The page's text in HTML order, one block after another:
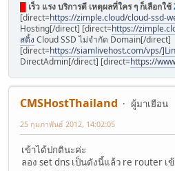
เร็ว แรง บริการดี เหตุผลที่ใคร ๆ ก็เลือกใช้
[direct=https://zimple.cloud/cloud-ssd-
Hosting[/direct] [direct=https://
สติ้ง Cloud SSD ไม่จำกัด Domain[/direct]
[direct=https://siamlivehost.com/vps/
DirectAdmin[/direct] [direct=https://
CMSHostThailand
ผู้มาเยือน
25 กุมภาพันธ์ 2012, 14:02:05
เข้าได้ปกตินะค่ะ
ลอง set dns เป็นดังนี้แล้ว re router เ